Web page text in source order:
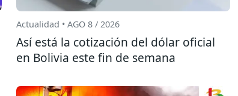
Actualidad • AGO 8 / 2026
Así está la cotización del dólar oficial
en Bolivia este fin de semana